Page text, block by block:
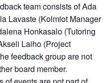
team consists of Ada
Lavaste (Kolmiot Manager
Honkasalo (Tutoring
Laiho (Project
feedback group are not
board member.